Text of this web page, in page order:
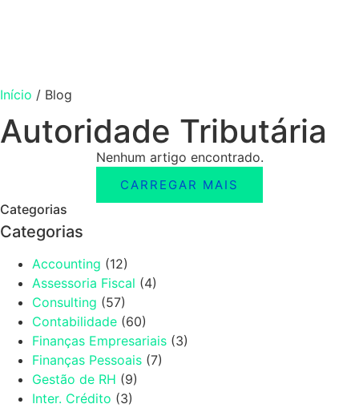
Início / Blog
Autoridade Tributária
Nenhum artigo encontrado.
CARREGAR MAIS
Categorias
Categorias
Accounting (12)
Assessoria Fiscal (4)
Consulting (57)
Contabilidade (60)
Finanças Empresariais (3)
Finanças Pessoais (7)
Gestão de RH (9)
Inter. Crédito (3)